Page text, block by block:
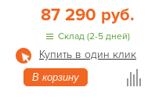
87 290 руб.
Склад (2-5 дней)
Купить в один клик
В корзину